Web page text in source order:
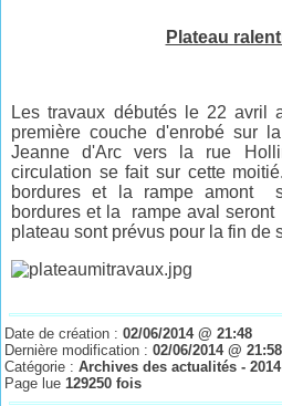
Plateau
Les travaux débutés le 22 avril
première couche d'enrobé sur
Jeanne d'Arc vers la rue
circulation se fait sur cette
bordures et la rampe amont
bordures et la rampe aval
plateau sont prévus pour la fin de
Date de création :02/06/2014 @ 21:48
Dernière modification :02/06/2014 @ 21:58
Catégorie :Archives des actualités - 2014
Page lue 129250 fois